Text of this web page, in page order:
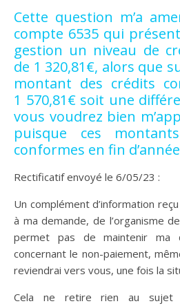
Cette question m’a
compte 6535 qui
gestion un niveau de
de 1 320,81€, alors que
montant des crédits
1 570,81€ soit une
vous voudrez bien
puisque ces
conformes en fin
Rectificatif envoyé le 6/05/23 :
Un complément d’information
à ma demande, de l’organisme
permet pas de maintenir ma
concernant le non-paiement,
reviendrai vers vous, une fois la
Cela ne retire rien au sujet